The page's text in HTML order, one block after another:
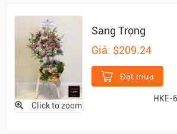
Click to zoom
Sang Trọng
Giá: $209.24
Đặt mua
HKE-